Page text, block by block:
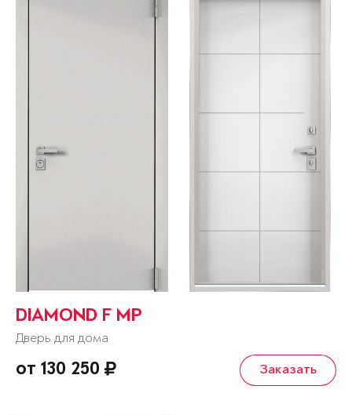
DIAMOND F MP
Дверь для дома
от 130 250 Заказать